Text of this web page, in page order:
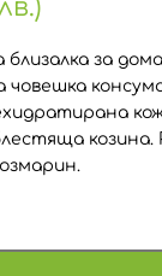
близалка за
човешка